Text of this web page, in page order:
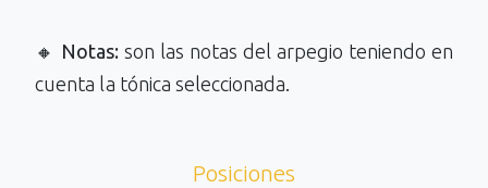
🔸 Notas: son las notas del arpegio teniendo en
cuenta la tónica seleccionada.
Posiciones